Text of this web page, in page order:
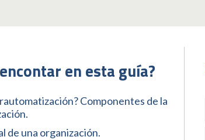
en esta guía?
Componentes de la
de una organización.